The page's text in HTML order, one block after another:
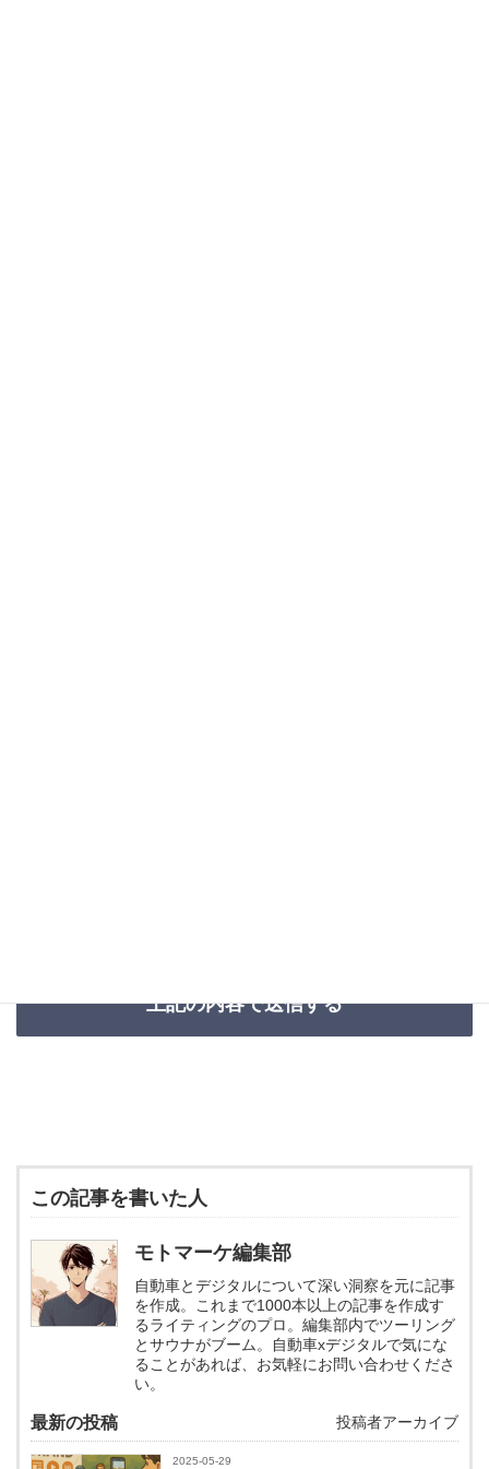
この記事を書いた人
モトマーケ編集部
自動車とデジタルについて深い洞察を元に記事
を作成。これまで1000本以上の記事を作成す
るライティングのプロ。編集部内でツーリング
とサウナがブーム。自動車xデジタルで気にな
ることがあれば、お気軽にお問い合わせくださ
い。
最新の投稿 投稿者アーカイブ
2025-05-29